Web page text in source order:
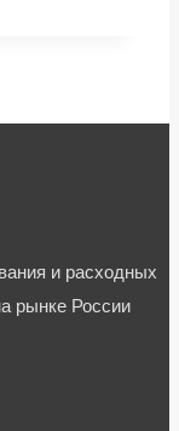
и расходных
рынке России